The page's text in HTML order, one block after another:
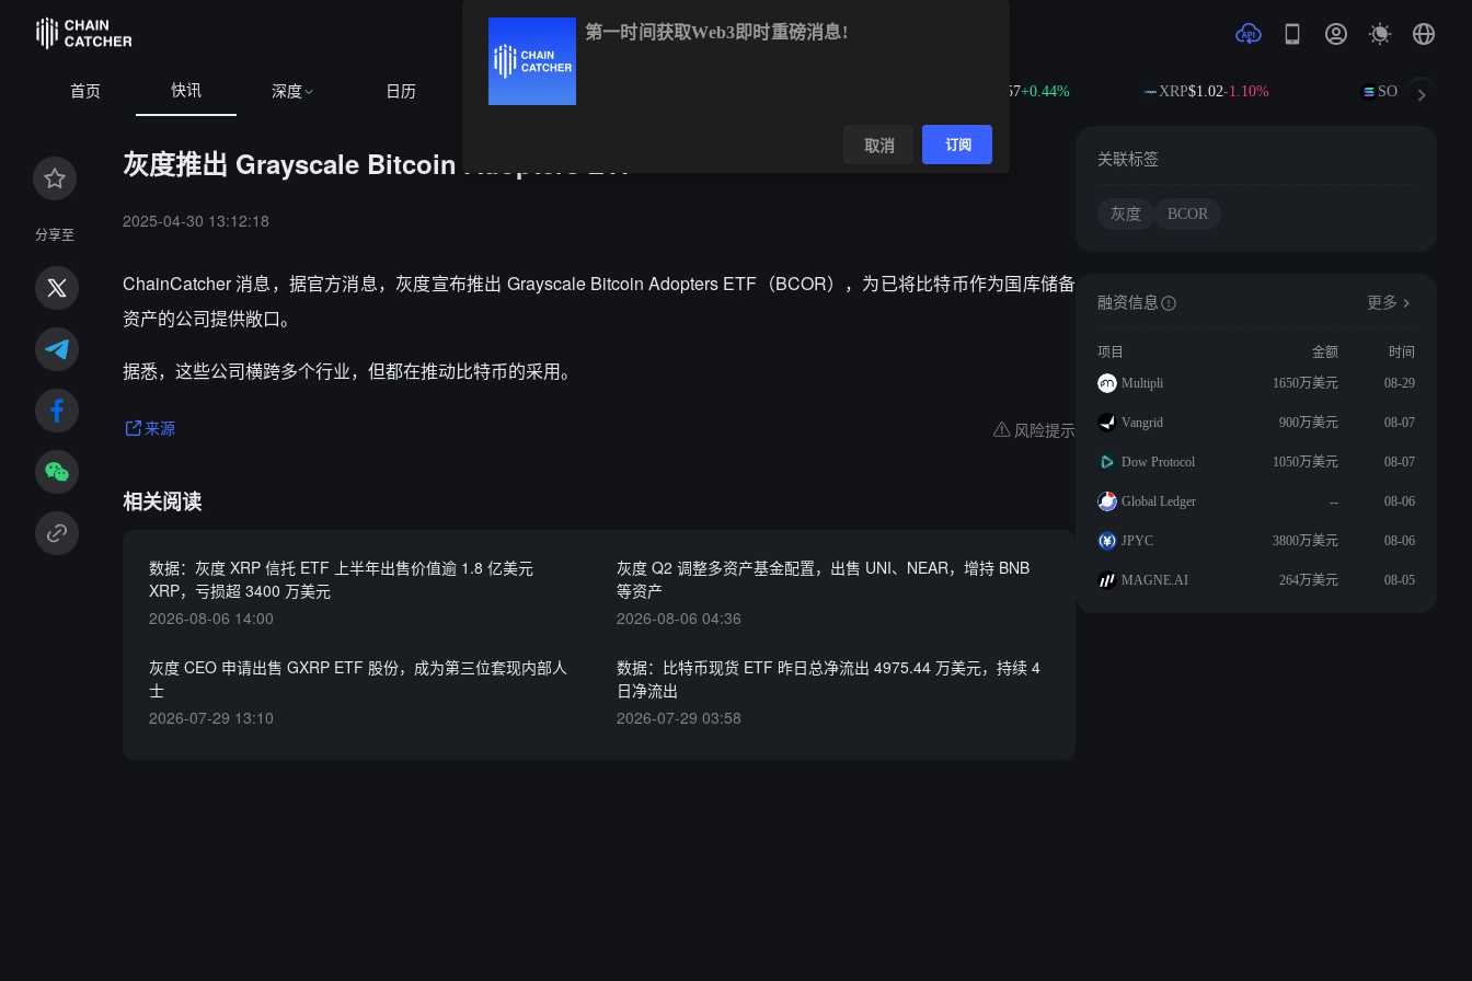
首页 快讯 深度 日历 $592.57+0.44% XRP$1.02-1.10% SOL $73.80
分享至
灰度推出 Grayscale Bitcoin Adopters ETF
2025-04-30 13:12:18
ChainCatcher 消息，据官方消息， 灰度宣布推出 Grayscale Bitcoin Adopters ETF（BCOR），为已将比特币作为国库储备
资产的公司提供敞口。
据悉，这些公司横跨多个行业，但都在推动比特币的采用。
来源 风险提示
相关阅读
数据：灰度 XRP 信托 ETF 上半年出售价值逾 1.8 亿美元
XRP，亏损超 3400 万美元
2026-08-06 14:00
灰度 Q2 调整多资产基金配置，出售 UNI、NEAR，增持 BNB
等资产
2026-08-06 04:36
灰度 CEO 申请出售 GXRP ETF 股份，成为第三位套现内部人
士
2026-07-29 13:10
数据：比特币现货 ETF 昨日总净流出 4975.44 万美元，持续 4
日净流出
2026-07-29 03:58
关联标签
灰度 BCOR
融资信息 更多
项目 金额
时间
Multipli
1650万美元 08-29
Vangrid 900万美元 08-07
Dow Protocol 1050万美元 08-07
Global Ledger -- 08-06
JPYC 3800万美元 08-06
MAGNE.AI 264万美元 08-05
第一时间获取Web3即时重磅消息!
取消 订阅